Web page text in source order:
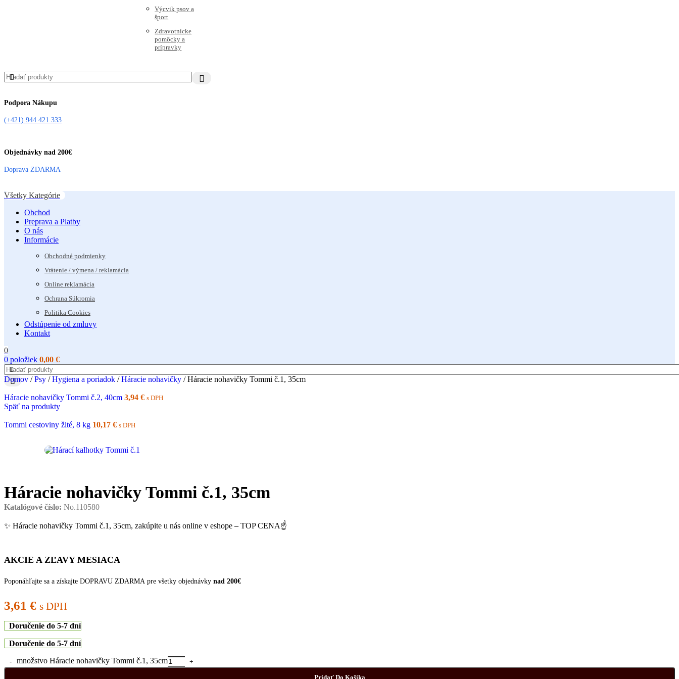
Výcvik psov a
šport
Zdravotnícke
pomôcky a
prípravky
Podpora Nákupu
(+421) 944 421 333
Objednávky nad 200€
Doprava ZDARMA
Všetky Kategórie
Obchod
Preprava a Platby
O nás
Informácie
Obchodné podmienky
Vrátenie / výmena / reklamácia
Online reklamácia
Ochrana Súkromia
Politika Cookies
Odstúpenie od zmluvy
Kontakt
0
0 položiek 0,00 €
Domov / Psy / Hygiena a poriadok / Háracie nohavičky / Háracie nohavičky Tommi č.1, 35cm
Háracie nohavičky Tommi č.2, 40cm 3,94 € s DPH
Späť na produkty
Tommi cestoviny žlté, 8 kg 10,17 € s DPH
Háracie nohavičky Tommi č.1, 35cm
Katalógové číslo: No.110580
✨ Háracie nohavičky Tommi č.1, 35cm, zakúpite u nás online v eshope – TOP CENA☝
AKCIE A ZĽAVY MESIACA
Poponáhľajte sa a získajte DOPRAVU ZDARMA pre všetky objednávky nad 200€
3,61 € s DPH
Doručenie do 5-7 dní
Doručenie do 5-7 dní
množstvo Háracie nohavičky Tommi č.1, 35cm
Pridať Do Košíka